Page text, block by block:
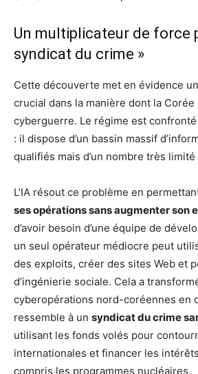
Un multiplicateur de force
syndicat du crime »
Cette découverte met en évidence
crucial dans la manière dont la
cyberguerre. Le régime est
: il dispose d’un bassin massif
qualifiés mais d’un nombre très limité
L’IA résout ce problème en permettant
ses opérations sans augmenter son
d’avoir besoin d’une équipe de
un seul opérateur médiocre peut
des exploits, créer des sites Web et
d’ingénierie sociale. Cela a
cyberopérations nord-coréennes en
ressemble à un syndicat du crime
utilisant les fonds volés pour
internationales et financer les
compris les programmes nucléaires.